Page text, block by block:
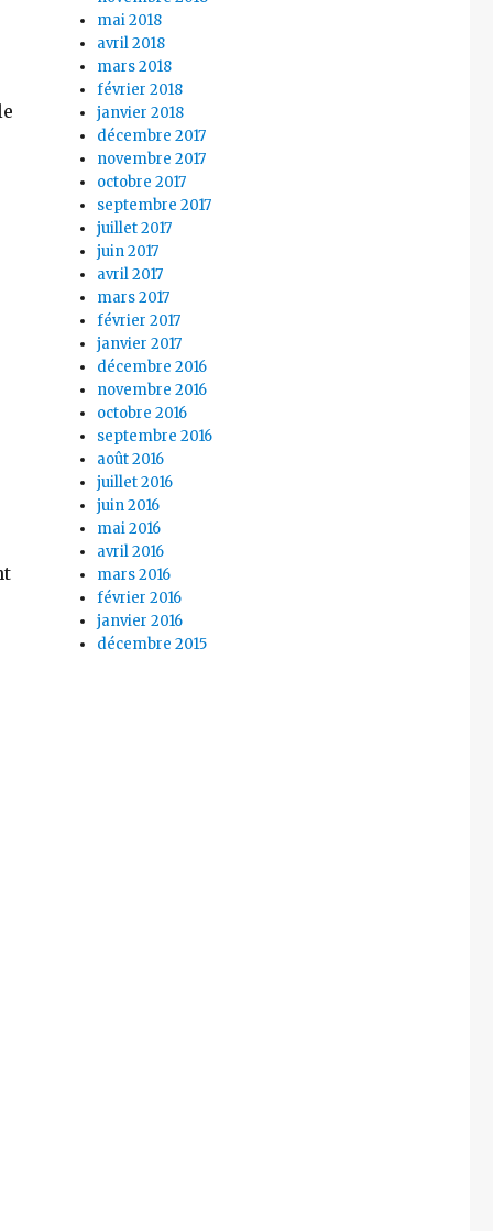
mai 2018
avril 2018
mars 2018
février 2018
janvier 2018
décembre 2017
novembre 2017
octobre 2017
septembre 2017
juillet 2017
juin 2017
avril 2017
mars 2017
février 2017
janvier 2017
décembre 2016
novembre 2016
octobre 2016
septembre 2016
août 2016
juillet 2016
juin 2016
mai 2016
avril 2016
mars 2016
février 2016
janvier 2016
décembre 2015